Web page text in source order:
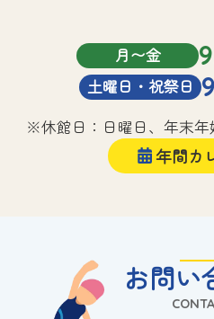
月〜金
土曜日・祝祭日
※休館日：日曜日、年末年
年間カ
お問い